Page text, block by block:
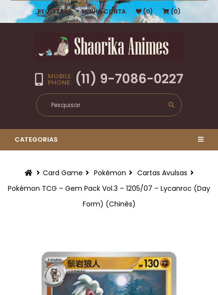
REGISTRAR MINHA CONTA (0) (0)
MOBILE
PHONE (11) 9-7086-0227
CATEGORIAS
Card Game Pokémon
Cartas Avulsas
Pokémon TCG – Gem Pack Vol.3 – 1205/07 – Lycanroc (Day
Form) (Chinês)